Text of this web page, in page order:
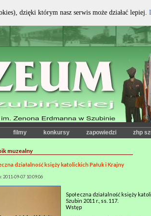
kontrast: czcionka:
filmy konkursy zapowiedzi zhp
muzealny
działalność księży katolickich Pałuk i Krajny
2011-09-07 10:09:06
Społeczna działalność księży
Szubin 2011 r., ss. 117.
Wstęp
dzięki którym nasz serwis może działać lepiej.